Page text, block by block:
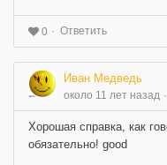
0 Ответить
Иван Медведь
около 11 лет назад
Хорошая справка, как
обязательно! good